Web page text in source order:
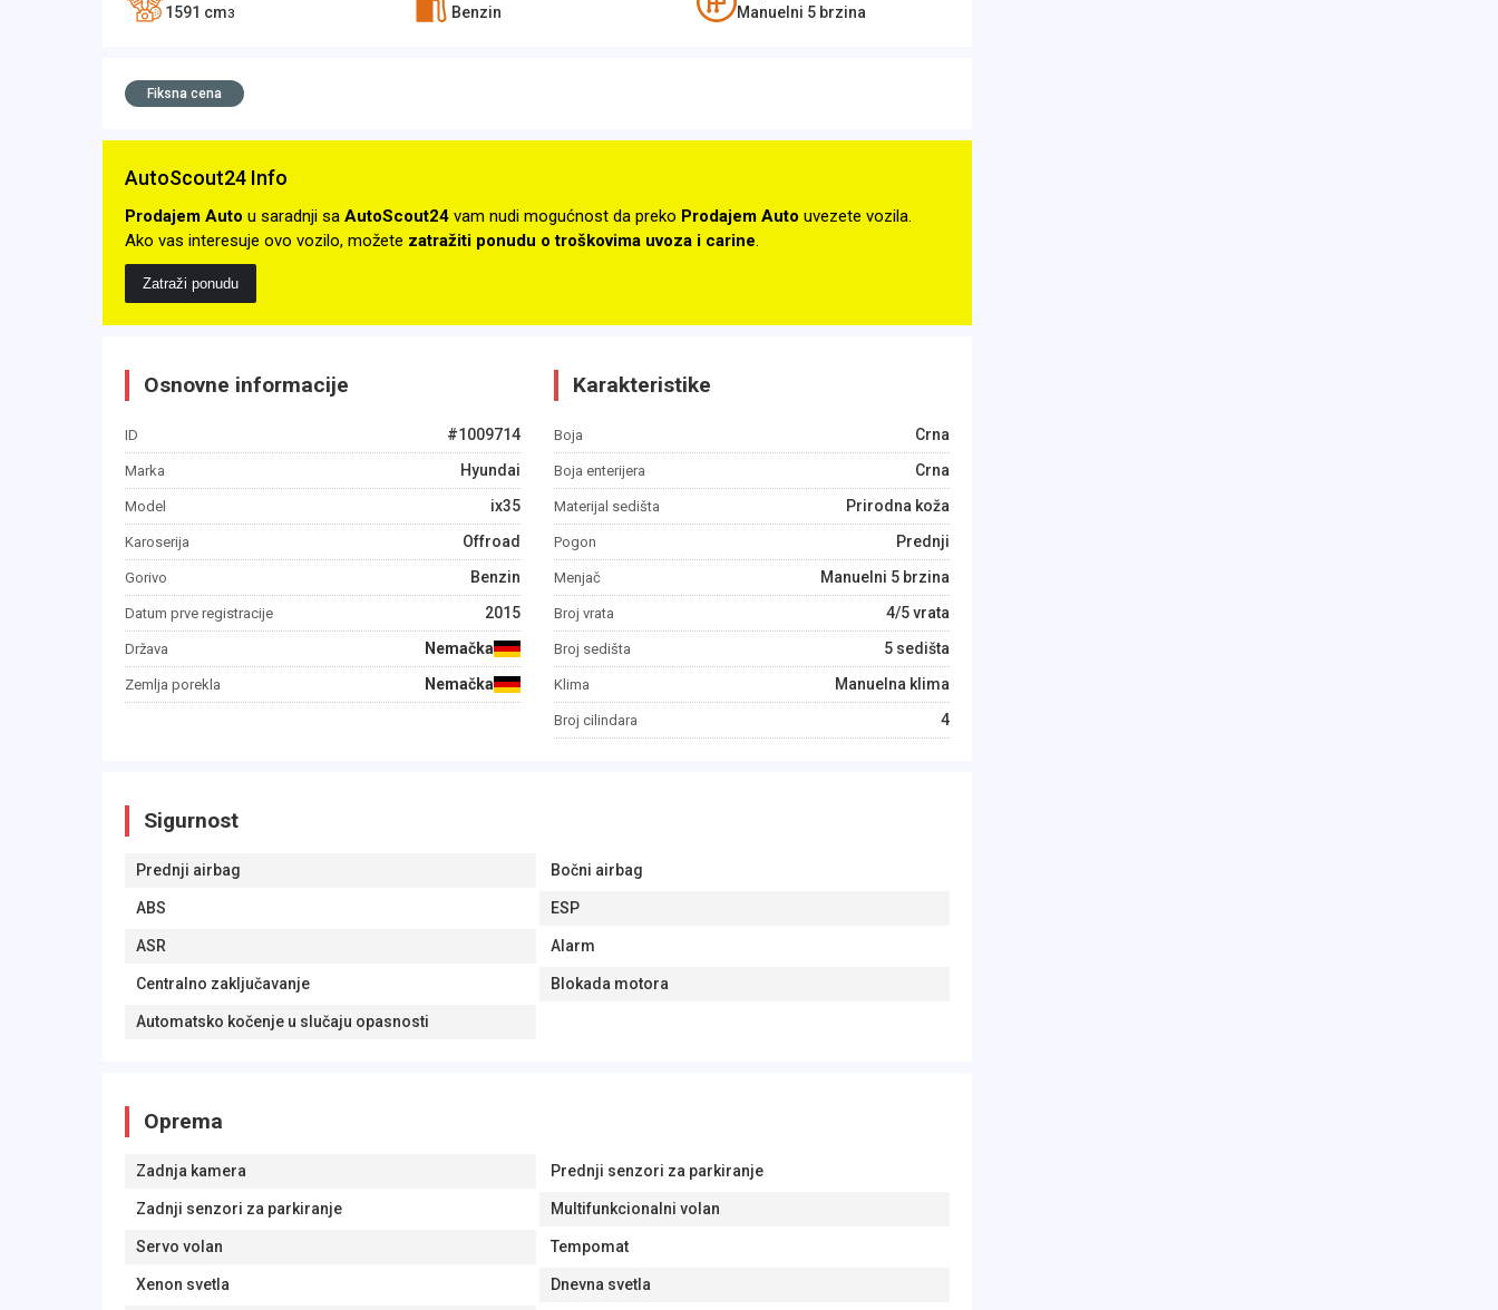
1591 cm3 Benzin Manuelni 5 brzina
Fiksna cena
AutoScout24 Info
Prodajem Auto u saradnji sa AutoScout24 vam nudi mogućnost da preko Prodajem Auto uvezete vozila.
Ako vas interesuje ovo vozilo, možete zatražiti ponudu o troškovima uvoza i carine.
Zatraži ponudu
Osnovne informacije
ID #1009714
Marka Hyundai
Model ix35
Karoserija Offroad
Gorivo Benzin
Datum prve registracije 2015
Država Nemačka
Zemlja porekla Nemačka
Karakteristike
Boja Crna
Boja enterijera Crna
Materijal sedišta Prirodna koža
Pogon Prednji
Menjač Manuelni 5 brzina
Broj vrata 4/5 vrata
Broj sedišta 5 sedišta
Klima Manuelna klima
Broj cilindara 4
Sigurnost
Prednji airbag Bočni airbag
ABS ESP
ASR Alarm
Centralno zaključavanje Blokada motora
Automatsko kočenje u slučaju opasnosti
Oprema
Zadnja kamera Prednji senzori za parkiranje
Zadnji senzori za parkiranje Multifunkcionalni volan
Servo volan Tempomat
Xenon svetla Dnevna svetla